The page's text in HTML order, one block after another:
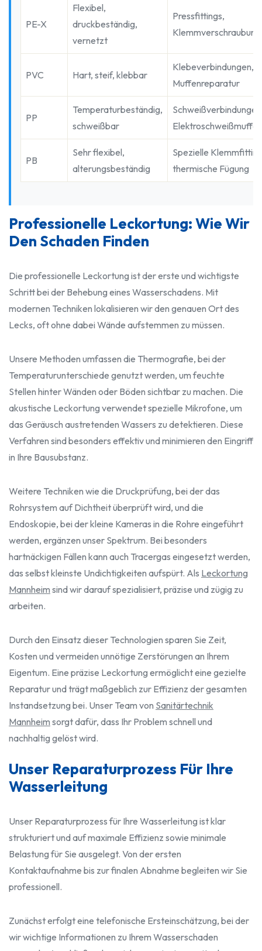
PE-X
Flexibel,
druckbeständig,
vernetzt
Pressfittings,
PVC Hart, steif, klebbar
Klebeverbindungen,
Muffenreparatur
PP
Temperaturbeständig,
schweißbar
Elektroschweißmuffen
PB
Sehr flexibel,
alterungsbeständig
Spezielle
thermische Fügung
Professionelle Leckortung: Wie Wir
Den Schaden Finden
Die professionelle Leckortung ist der erste und wichtigste
Schritt bei der Behebung eines Wasserschadens. Mit
modernen Techniken lokalisieren wir den genauen Ort des
Lecks, oft ohne dabei Wände aufstemmen zu müssen.
Unsere Methoden umfassen die Thermografie, bei der
Temperaturunterschiede genutzt werden, um feuchte
Stellen hinter Wänden oder Böden sichtbar zu machen. Die
akustische Leckortung verwendet spezielle Mikrofone, um
das Geräusch austretenden Wassers zu detektieren. Diese
Verfahren sind besonders effektiv und minimieren den Eingriff
in Ihre Bausubstanz.
Weitere Techniken wie die Druckprüfung, bei der das
Rohrsystem auf Dichtheit überprüft wird, und die
Endoskopie, bei der kleine Kameras in die Rohre eingeführt
werden, ergänzen unser Spektrum. Bei besonders
hartnäckigen Fällen kann auch Tracergas eingesetzt werden,
das selbst kleinste Undichtigkeiten aufspürt. Als Leckortung
Mannheim sind wir darauf spezialisiert, präzise und zügig zu
arbeiten.
Durch den Einsatz dieser Technologien sparen Sie Zeit,
Kosten und vermeiden unnötige Zerstörungen an Ihrem
Eigentum. Eine präzise Leckortung ermöglicht eine gezielte
Reparatur und trägt maßgeblich zur Effizienz der gesamten
Instandsetzung bei. Unser Team von Sanitärtechnik
Mannheim sorgt dafür, dass Ihr Problem schnell und
nachhaltig gelöst wird.
Unser Reparaturprozess Für Ihre
Wasserleitung
Unser Reparaturprozess für Ihre Wasserleitung ist klar
strukturiert und auf maximale Effizienz sowie minimale
Belastung für Sie ausgelegt. Von der ersten
Kontaktaufnahme bis zur finalen Abnahme begleiten wir Sie
professionell.
Zunächst erfolgt eine telefonische Ersteinschätzung, bei der
wir wichtige Informationen zu Ihrem Wasserschaden